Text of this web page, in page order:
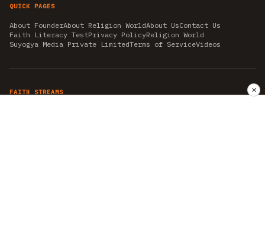
QUICK PAGES
About FounderAbout Religion WorldAbout UsContact Us
Faith Literacy TestPrivacy PolicyReligion World
Suyogya Media Private LimitedTerms of ServiceVideos
FAITH STREAMS ✕